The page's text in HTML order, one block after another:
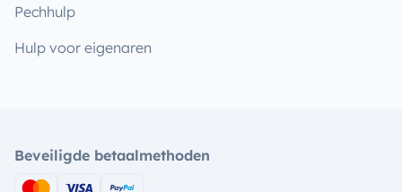
Pechhulp
Hulp voor eigenaren
Beveiligde betaalmethoden